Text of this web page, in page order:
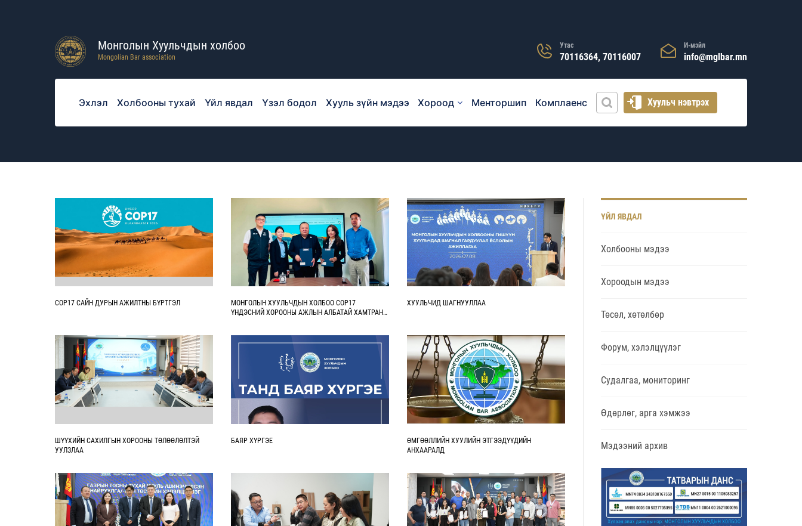
Монголын Хуульчдын холбоо
Mongolian Bar association
Утас
70116364, 70116007
И-мэйл
info@mglbar.mn
Эхлэл Холбооны тухай Үйл явдал Үзэл бодол Хууль зүйн мэдээ Хороод Менторшип Комплаенс Хуульч нэвтрэх
COP17 САЙН ДУРЫН АЖИЛТНЫ БҮРТГЭЛ
МОНГОЛЫН ХУУЛЬЧДЫН ХОЛБОО COP17
ҮНДЭСНИЙ ХОРООНЫ АЖЛЫН АЛБАТАЙ ХАМТРАН
ХУУЛЬЧИД ШАГНУУЛЛАА
ШҮҮХИЙН САХИЛГЫН ХОРООНЫ ТӨЛӨӨЛӨЛТЭЙ
УУЛЗЛАА
БАЯР ХҮРГЭЕ
ӨМГӨӨЛЛИЙН ХУУЛИЙН ЭТГЭЭДҮҮДИЙН
АНХААРАЛД
ҮЙЛ ЯВДАЛ
Холбооны мэдээ
Хороодын мэдээ
Төсөл, хөтөлбөр
Форум, хэлэлцүүлэг
Судалгаа, мониторинг
Өдөрлөг, арга хэмжээ
Мэдээний архив